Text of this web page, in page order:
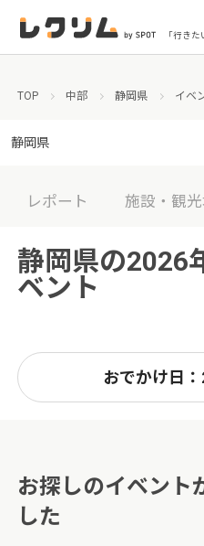
「行き
TOP 中部 静岡県 イベ
静岡県
レポート 施設・観
静岡県の2026
ベント
おでかけ日
お探しのイベント
した